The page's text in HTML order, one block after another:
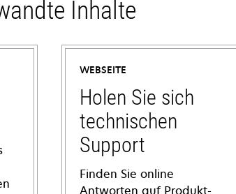
Inhalte
WEBSEITE
Holen Sie sich
technischen
Support
Finden Sie online
Antworten auf Produkt-